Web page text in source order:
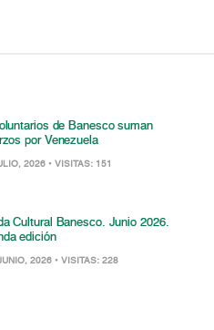
de Banesco suman
por Venezuela
2026 • VISITAS: 151
Cultural Banesco. Junio 2026.
edición
2026 • VISITAS: 228